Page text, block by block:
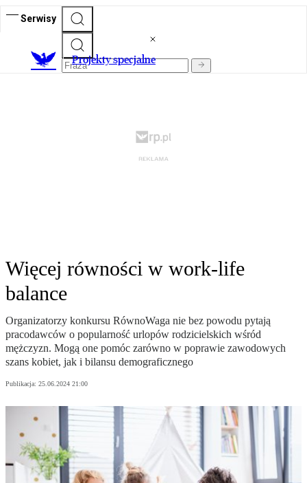
Serwisy
Projekty specjalne
Więcej równości w work-life
balance
Organizatorzy konkursu RównoWaga nie bez powodu pytają
pracodawców o popularność urlopów rodzicielskich wśród
mężczyzn. Mogą one pomóc zarówno w poprawie zawodowych
szans kobiet, jak i bilansu demograficznego
Publikacja: 25.06.2024 21:00